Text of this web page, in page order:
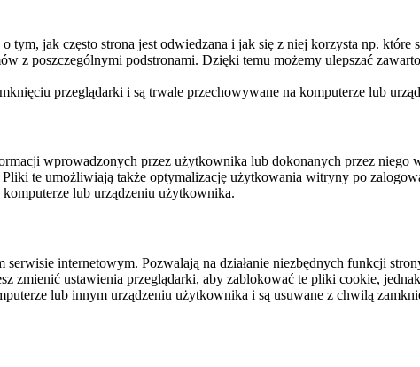
jak często strona jest odwiedzana i jak się z niej korzysta np.
z poszczególnymi podstronami. Dzięki temu możemy ulepszać
przeglądarki i są trwale przechowywane na komputerze lub
wprowadzonych przez użytkownika lub dokonanych przez
te umożliwiają także optymalizację użytkowania witryny po
lub urządzeniu użytkownika.
internetowym. Pozwalają na działanie niezbędnych funkcji
zmienić ustawienia przeglądarki, aby zablokować te pliki cookie,
lub innym urządzeniu użytkownika i są usuwane z chwilą